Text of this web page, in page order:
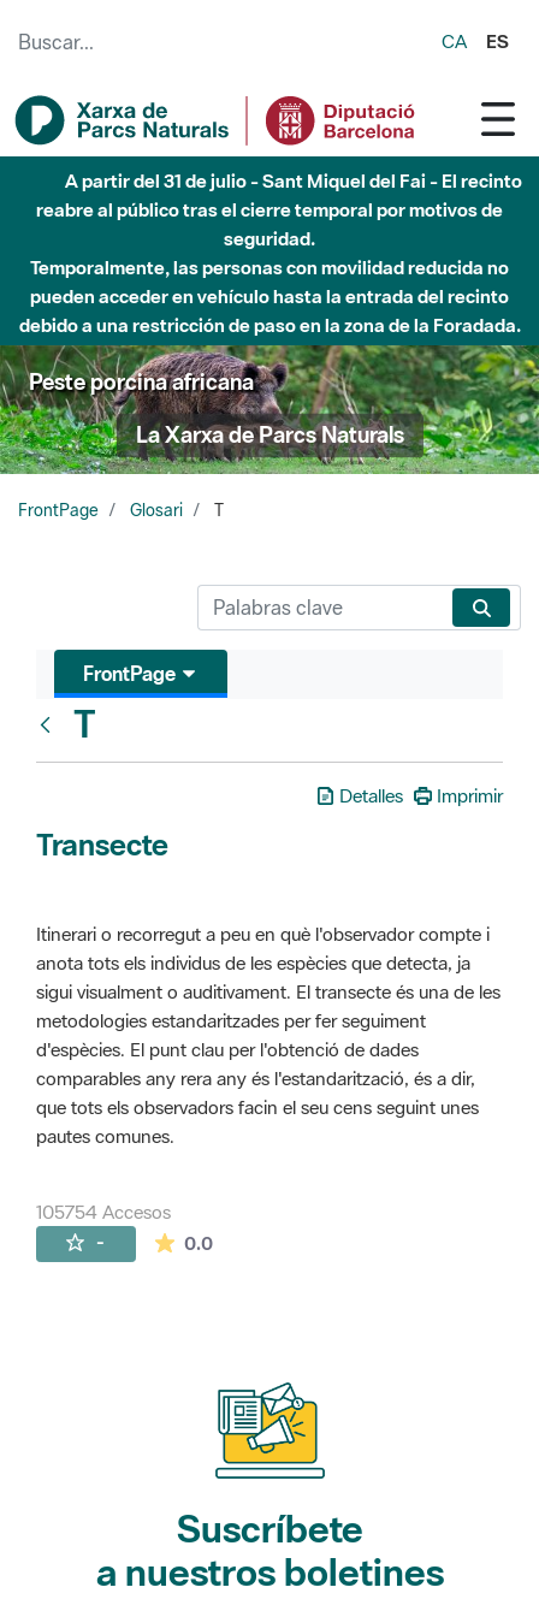
CA ES
A partir del 31 de julio - Sant Miquel del Fai - El recinto
reabre al público tras el cierre temporal por motivos de
seguridad.
Temporalmente, las personas con movilidad reducida no
pueden acceder en vehículo hasta la entrada del recinto
debido a una restricción de paso en la zona de la Foradada.
Peste porcina africana
La Xarxa de Parcs Naturals
FrontPage Glosari T
FrontPage
T
Detalles Imprimir
Transecte
Itinerari o recorregut a peu en què l'observador compte i
anota tots els individus de les espècies que detecta, ja
sigui visualment o auditivament. El transecte és una de les
metodologies estandaritzades per fer seguiment
d'espècies. El punt clau per l'obtenció de dades
comparables any rera any és l'estandarització, és a dir,
que tots els observadors facin el seu cens seguint unes
pautes comunes.
105754 Accesos
- 0.0La valoración media es de 0 estrellas de
Suscríbete
a nuestros boletines